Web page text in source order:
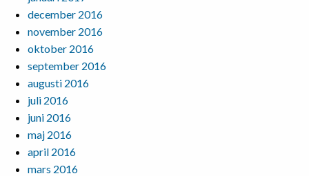
december 2016
november 2016
oktober 2016
september 2016
augusti 2016
juli 2016
juni 2016
maj 2016
april 2016
mars 2016